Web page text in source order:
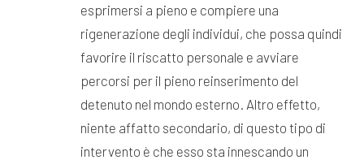
esprimersi a pieno e compiere una
rigenerazione degli individui, che possa quindi
favorire il riscatto personale e avviare
percorsi per il pieno reinserimento del
detenuto nel mondo esterno. Altro effetto,
niente affatto secondario, di questo tipo di
intervento è che esso sta innescando un